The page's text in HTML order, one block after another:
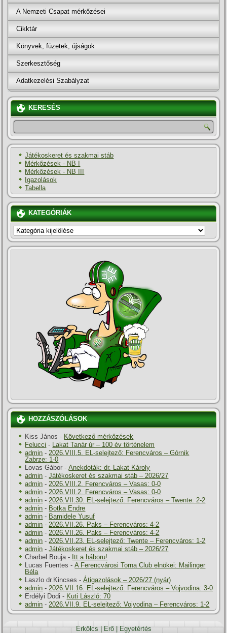
A Nemzeti Csapat mérkőzései
Cikktár
Könyvek, füzetek, újságok
Szerkesztőség
Adatkezelési Szabályzat
KERESÉS
Játékoskeret és szakmai stáb
Mérkőzések - NB I
Mérkőzések - NB III
Igazolások
Tabella
KATEGÓRIÁK
KATEGÓRIÁK
HOZZÁSZÓLÁSOK
Kiss János - Következő mérkőzések
Felucci -
Lakat Tanár úr – 100 év történelem
admin - 2026.VIII.5. EL-selejtező: Ferencváros – Górnik
Zabrze: 1-0
Lovas Gábor -Anekdoták: dr. Lakat Károly
admin -Játékoskeret és szakmai stáb – 2026/27
admin - 2026.VIII.2. Ferencváros – Vasas: 0-0
admin - 2026.VIII.2. Ferencváros – Vasas: 0-0
admin - 2026.VII.30. EL-selejtező: Ferencváros – Twente: 2-2
admin - Botka Endre
admin - Bamidele Yusuf
admin - 2026.VII.26. Paks – Ferencváros: 4-2
admin - 2026.VII.26. Paks – Ferencváros: 4-2
admin - 2026.VII.23. EL-selejtező: Twente – Ferencváros: 1-2
admin -Játékoskeret és szakmai stáb – 2026/27
Charbel Bouja - Itt a háboru!
Lucas Fuentes -A Ferencvárosi Torna Club elnökei: Mailinger
Béla
Laszlo dr.Kincses -Átigazolások – 2026/27 (nyár)
admin - 2026.VII.16. EL-selejtező: Ferencváros – Vojvodina: 3-0
Erdélyi Dodi - Kuti László: 70
admin - 2026.VII.9. EL-selejtező: Vojvodina – Ferencváros: 1-2
Erkölcs Erő| Egyetértés